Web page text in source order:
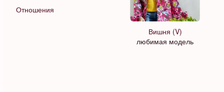
Отношения
Вишня (V)
любимая модель